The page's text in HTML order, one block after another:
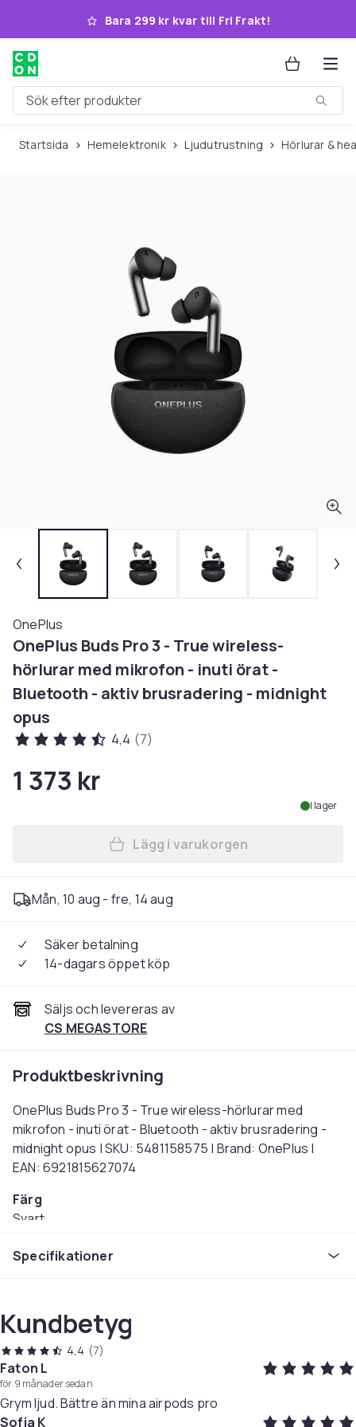
Hoppa till huvudinnehållet
Bara 299 kr kvar till Fri Frakt!
Sök efter produkter
Startsida Hemelektronik Ljudutrustning Hörlurar &
OnePlus
OnePlus Buds Pro 3 - True wireless-
hörlurar med mikrofon - inuti örat -
Bluetooth - aktiv brusradering - midnight
opus
4,4 (7)
1 373 kr
I lager
Lägg till OnePlus Buds
Lägg i varukorgen
Mån, 10 aug - fre, 14 aug
Säker betalning
14-dagars öppet köp
Säljs och levereras av
CS MEGASTORE
Produktbeskrivning
OnePlus Buds Pro 3 - True wireless-hörlurar med
mikrofon - inuti örat - Bluetooth - aktiv brusradering -
midnight opus | SKU: 5481158575 | Brand: OnePlus |
EAN: 6921815627074
Färg
Svart
Trådlös
Vikt
5.28
Artikel.nr.
a3869e0c-15e3-5b5c-aa5a-db6055e80775
Produktsäkerhetsinformation
Specifikationer
Kundbetyg
4,4 (7)
Faton L
för 9 månader sedan
Grym ljud. Bättre än mina airpods pro
Sofia K